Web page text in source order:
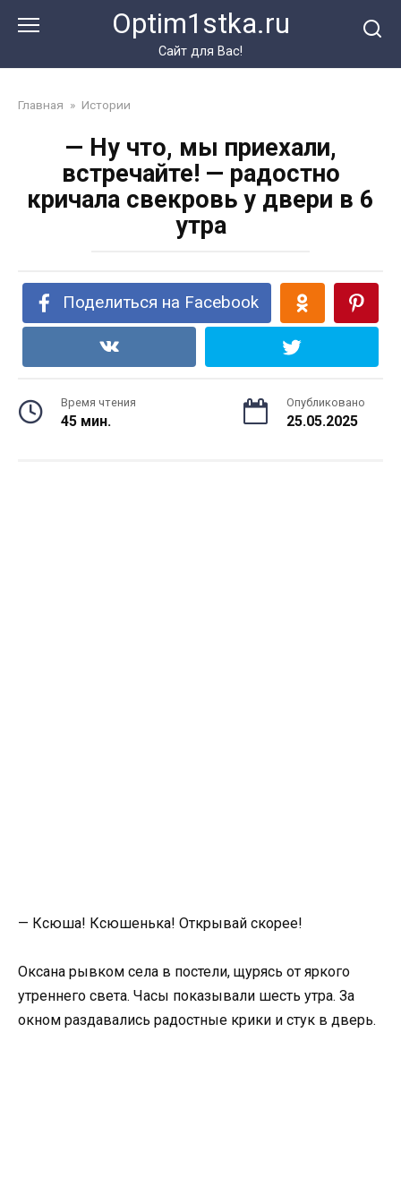
Optim1stka.ru
Сайт для Вас!
Главная » Истории
— Ну что, мы приехали,
встречайте! — радостно
кричала свекровь у двери в 6
утра
Поделиться на Facebook
Время чтения
45 мин.
Опубликовано
25.05.2025
— Ксюша! Ксюшенька! Открывай скорее!
Оксана рывком села в постели, щурясь от яркого
утреннего света. Часы показывали шесть утра. За
окном раздавались радостные крики и стук в дверь.